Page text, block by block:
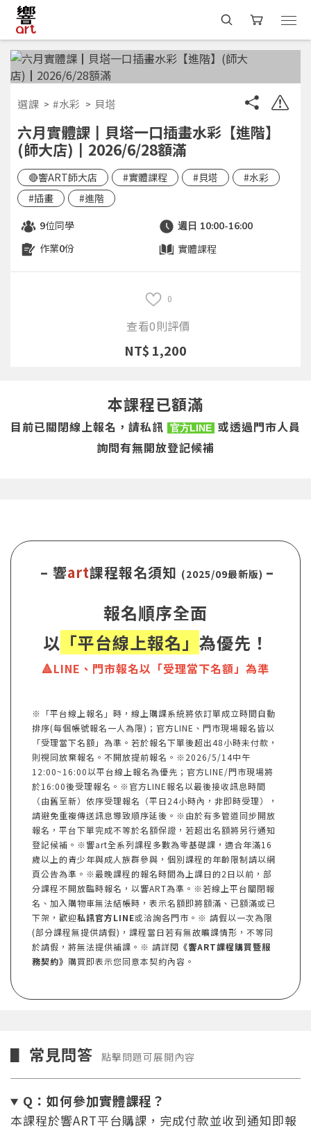
選課 #水彩 貝塔
六月實體課┃貝塔一口插畫水彩【進階】
(師大店)┃2026/6/28額滿
🔴響ART師大店 #實體課程 #貝塔
#水彩
#插畫
#進階
9位同學 週日 10:00-16:00
作業0份 實體課程
0
查看0則評價
NT$ 1,200
本課程已額滿
目前已關閉線上報名，請私訊 官方LINE 或透過門市人員
詢問有無開放登記候補
– 響art課程報名須知 (2025/09最新版) –
報名順序全面
以 「平台線上報名」 為優先！
🔺LINE、門市報名以「受理當下名額」為準
※「平台線上報名」時，線上購課系統將依訂單成立時間自動
排序(每個帳號報名一人為限)；官方LINE、門市現場報名皆以
「受理當下名額」為準。若於報名下單後超出48小時未付款，
則視同放棄報名。不開放提前報名。※2026/5/14中午
12:00~16:00以平台線上報名為優先；官方LINE/門市現場將
於16:00後受理報名。※官方LINE報名以最後接收訊息時間
（由舊至新）依序受理報名（平日24小時內，非即時受理），
請避免重複傳送訊息導致順序延後。※由於有多管道同步開放
報名，平台下單完成不等於名額保證，若超出名額將另行通知
登記候補。※響art全系列課程多數為零基礎課，適合年滿16
歲以上的青少年與成人族群參與，個別課程的年齡限制請以網
頁公告為準。※最晚課程的報名時間為上課日的2日以前，部
分課程不開放臨時報名，以響ART為準。※若線上平台關閉報
名、加入購物車無法結帳時，表示名額即將額滿、已額滿或已
下架，歡迎私訊官方LINE或洽詢各門市。※ 請假以一次為限
(部分課程無提供請假)，課程當日若有無故曠課情形，不等同
於請假，將無法提供補課。※ 請詳閱 《響ART課程購買暨服
務契約》 購買即表示您同意本契約內容。
▋ 常見問答 點擊問題可展開內容
Q：如何參加實體課程？
本課程於響ART平台購課，完成付款並收到通知即報